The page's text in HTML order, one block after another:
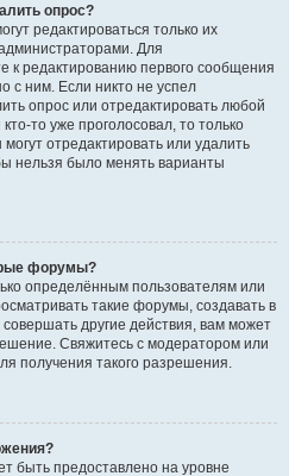
опрос?
редактироваться только их
Для
к редактированию первого сообщения
с ним. Если никто не успел
опрос или отредактировать любой
то уже проголосовал, то только
отредактировать или удалить
нельзя было менять варианты
форумы?
определённым пользователям или
такие форумы, создавать в
другие действия, вам может
Свяжитесь с модератором или
получения такого разрешения.
быть предоставлено на уровне